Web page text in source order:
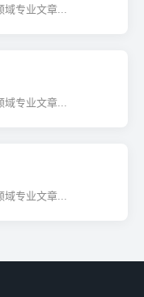
域专业文章...
域专业文章...
域专业文章...